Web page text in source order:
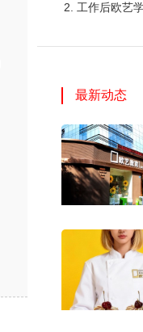
2. 工作后欧艺
最新动态